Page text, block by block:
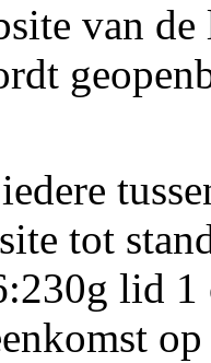
van
tot
lid